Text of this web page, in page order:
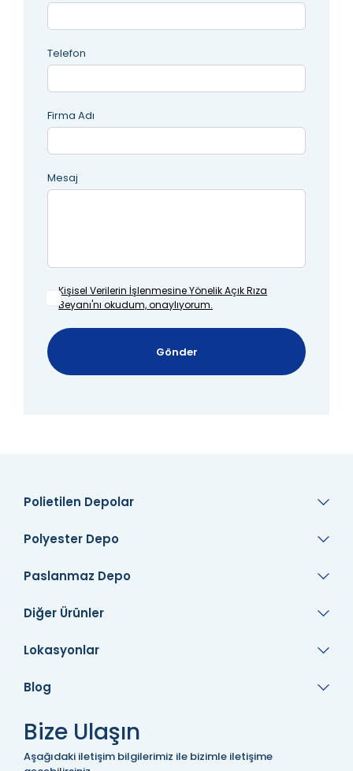
Telefon
Firma Adı
Mesaj
Kişisel Verilerin İşlenmesineYönelik Açık Rıza
Beyanı'nı okudum, onaylıyorum.
Gönder
Polietilen Depolar
Polyester Depo
Paslanmaz Depo
Diğer Ürünler
Lokasyonlar
Bize Ulaşın
Aşağıdaki iletişim bilgilerimiz ile bizimle iletişime
Blog